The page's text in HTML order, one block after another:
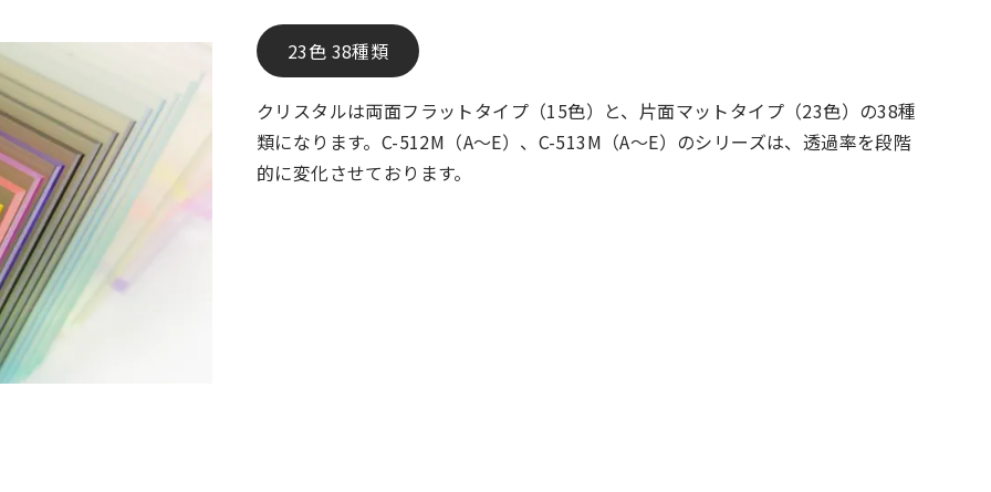
23色 38種類
クリスタルは両面フラットタイプ（15色）と、片面マットタイプ（23色）の38種
類になります。C-512M（A～E）、C-513M（A～E）のシリーズは、透過率を段階
的に変化させております。